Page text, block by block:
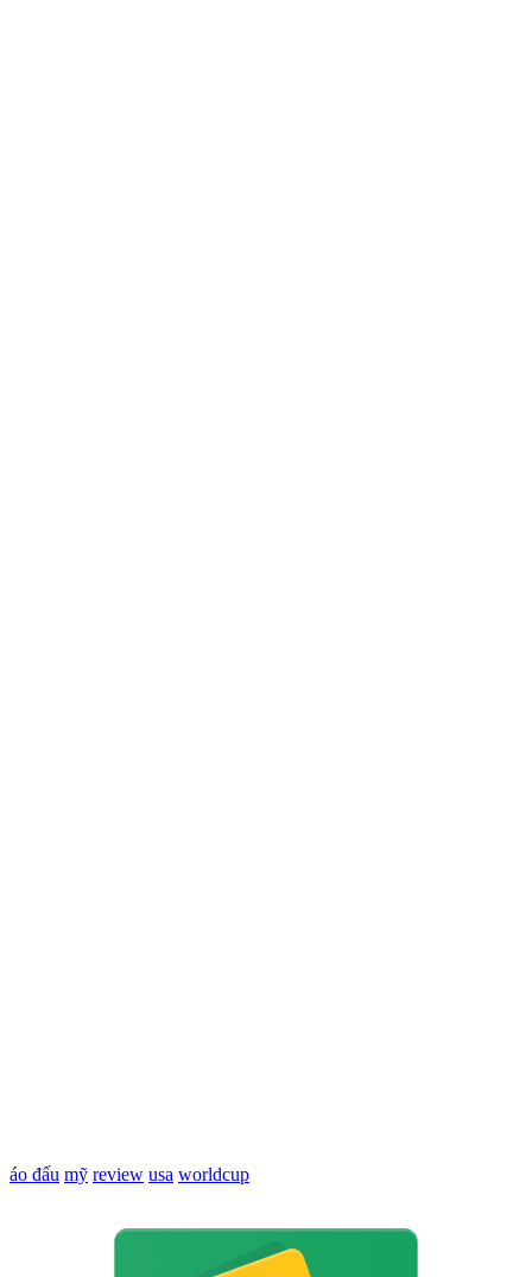
áo đấu mỹ review usa worldcup